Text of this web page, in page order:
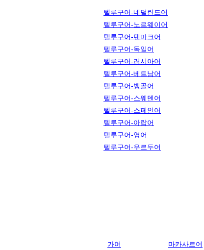
텔루구어-네덜란드어
텔루구어-노르웨이어
텔루구어-덴마크어
텔루구어-독일어
텔루구어-러시아어
텔루구어-베트남어
텔루구어-벵골어
텔루구어-스웨덴어
텔루구어-스페인어
텔루구어-아랍어
텔루구어-영어
텔루구어-우르두어
가어
마카사르어